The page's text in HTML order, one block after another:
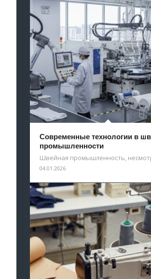
Современные технологии в
промышленности
Швейная промышленность,
04.01.2026